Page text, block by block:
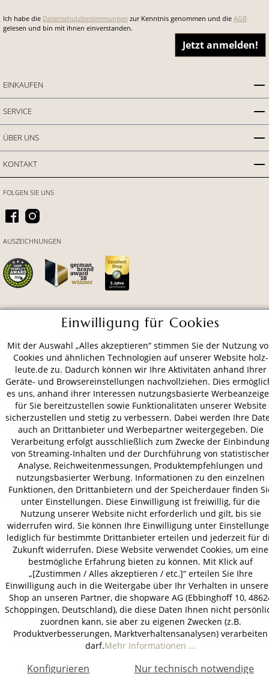
Ich habe die Datenschutzbestimmungen zur Kenntnis genommen und die AGB
gelesen und bin mit ihnen einverstanden.
Jetzt anmelden!
EINKAUFEN
SERVICE
ÜBER UNS
KONTAKT
VERSAND
FOLGEN SIE UNS
AUSZEICHNUNGEN
AGB Datenschutz
Impressum
© 2026 HOLZ-LEUTE
* Alle Preise inkl. gesetzl. Mehrwertsteuer zzgl.Versandkosten.
Einwilligung für Cookies
Mit der Auswahl „Alles akzeptieren“ stimmen Sie der Nutzung
Cookies und ähnlichen Technologien auf unserer Website holz-
leute.de zu. Dadurch können wir Ihre Aktivitäten anhand Ihrer
Geräte- und Browsereinstellungen nachvollziehen. Dies
es uns, anhand ihrer Interessen nutzungsbasierte
für Sie bereitzustellen sowie Funktionalitäten unserer Website
sicherzustellen und stetig zu verbessern. Dabei werden Ihre
auch an Drittanbieter und Werbepartner weitergegeben. Die
Verarbeitung erfolgt ausschließlich zum Zwecke der
von Streaming-Inhalten und der Durchführung von statistischer
Analyse, Reichweitenmessungen, Produktempfehlungen und
nutzungsbasierter Werbung. Informationen zu den einzelnen
Funktionen, den Drittanbietern und der Speicherdauer finden
unter Einstellungen. Diese Einwilligung ist freiwillig, für die
Nutzung unserer Website nicht erforderlich und gilt, bis sie
widerrufen wird. Sie können Ihre Einwilligung unter
lediglich für bestimmte Drittanbieter erteilen und jederzeit für
Zukunft widerrufen. Diese Website verwendet Cookies, um eine
bestmögliche Erfahrung bieten zu können. Mit Klick auf
„[Zustimmen / Alles akzeptieren / etc.]“ erteilen Sie Ihre
Einwilligung auch in die Weitergabe über Ihr Verhalten in
Shop an unseren Partner, die shopware AG (Ebbinghoff 10,
Schöppingen, Deutschland), die diese Daten Ihnen nicht
zuordnen kann, sie aber zu eigenen Zwecken (z.B.
Produktverbesserungen, Marktverhaltensanalysen) verarbeiten
darf.Mehr Informationen ...
Nur technisch notwendige
Konfigurieren